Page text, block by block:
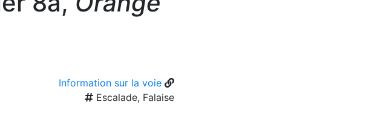
Information sur la voie
Escalade, Falaise